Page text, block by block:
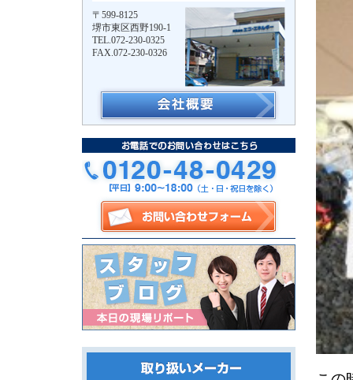
〒599-8125
堺市東区西野190-1
TEL.072-230-0325
FAX.072-230-0326